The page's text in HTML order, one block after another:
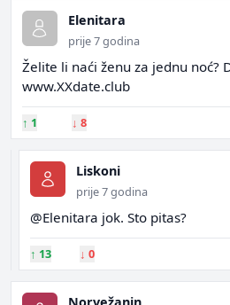
Elenitara
prije 7 godina
Želite li naći ženu za jednu noć?
www.XXdate.club
↑ 1 ↓ 8
Liskoni
prije 7 godina
@Elenitara jok. Sto pitas?
↑ 13 ↓ 0